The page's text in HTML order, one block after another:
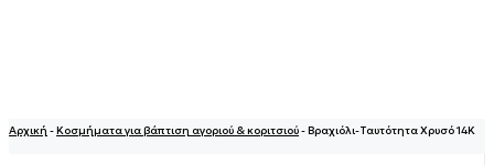
Αρχική -Κοσμήματα για βάπτιση αγοριού & κοριτσιού-Βραχιόλι-Ταυτότητα Χρυσό 14K